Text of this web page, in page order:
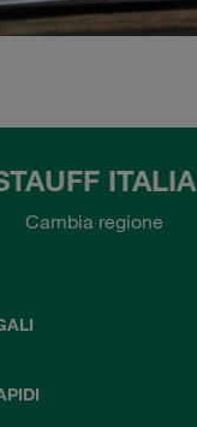
ITALIA
Cambia regione